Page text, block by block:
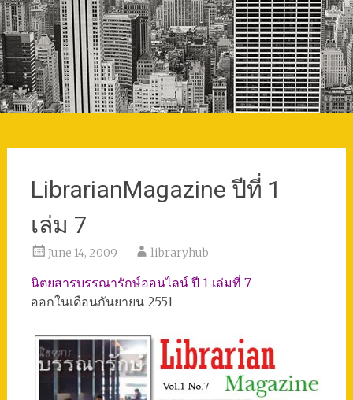
LibrarianMagazine ปีที่ 1
เล่ม 7
June 14, 2009 libraryhub
นิตยสารบรรณารักษ์ออนไลน์ ปี 1 เล่มที่ 7
ออกในเดือนกันยายน 2551